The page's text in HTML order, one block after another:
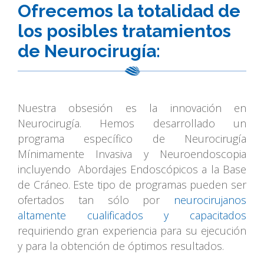
Ofrecemos la totalidad de
los posibles tratamientos
de Neurocirugía:
Nuestra obsesión es la innovación en
Neurocirugía. Hemos desarrollado un
programa específico de Neurocirugía
Mínimamente Invasiva y Neuroendoscopia
incluyendo Abordajes Endoscópicos a la Base
de Cráneo. Este tipo de programas pueden ser
ofertados tan sólo por neurocirujanos
altamente cualificados y capacitados
requiriendo gran experiencia para su ejecución
y para la obtención de óptimos resultados.